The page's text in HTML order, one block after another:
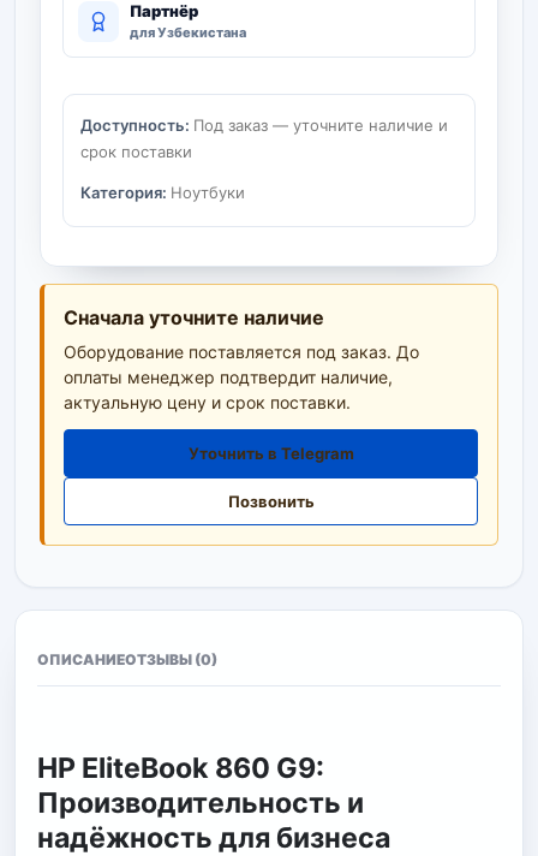
Партнёр
для Узбекистана
Доступность: Под заказ — уточните наличие и
срок поставки
Категория: Ноутбуки
Сначала уточните наличие
Оборудование поставляется под заказ. До
оплаты менеджер подтвердит наличие,
актуальную цену и срок поставки.
Уточнить в Telegram
Позвонить
ОПИСАНИЕОТЗЫВЫ (0)
HP EliteBook 860 G9:
Производительность и
надёжность для бизнеса